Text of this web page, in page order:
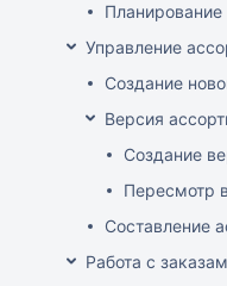
Планирование
Управление
Создание
Версия
Создание
Пересмотр
Составление
Работа с